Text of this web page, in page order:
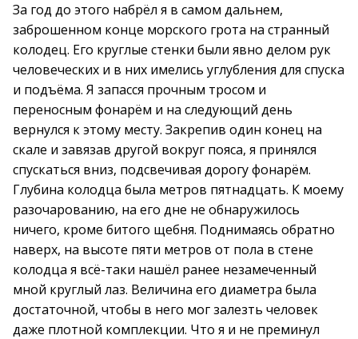
За год до этого набрёл я в самом дальнем,
заброшенном конце морского грота на странный
колодец. Его круглые стенки были явно делом рук
человеческих и в них имелись углубления для спуска
и подъёма. Я запасся прочным тросом и
переносным фонарём и на следующий день
вернулся к этому месту. Закрепив один конец на
скале и завязав другой вокруг пояса, я принялся
спускаться вниз, подсвечивая дорогу фонарём.
Глубина колодца была метров пятнадцать. К моему
разочарованию, на его дне не обнаружилось
ничего, кроме битого щебня. Поднимаясь обратно
наверх, на высоте пяти метров от пола в стене
колодца я всё-таки нашёл ранее незамеченный
мной круглый лаз. Величина его диаметра была
достаточной, чтобы в него мог залезть человек
даже плотной комплекции. Что я и не преминул